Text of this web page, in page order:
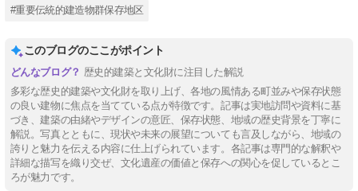
#重要伝統的建造物群保存地区
このブログのここがポイント
歴史的建築と文化財に注目した解説
多彩な歴史的建築や文化財を取り上げ、各地の風情ある町並みや保存状態
の良い建物に焦点を当てている点が特徴です。記事は実地訪問や資料に基
づき、建築の由緒やデザインの意匠、保存状態、地域の歴史背景を丁寧に
解説。写真とともに、現状や未来の展望についても言及しながら、地域の
誇りと魅力を伝える内容に仕上げられています。各記事は専門的な解釈や
詳細な描写を織り交ぜ、文化遺産の価値と保存への関心を促しているとこ
ろが魅力です。